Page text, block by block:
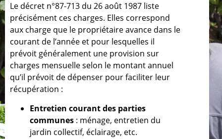
Le décret n°87-713 du 26 août 1987 liste
précisément ces charges. Elles correspond
aux charge que le propriétaire avance dans le
courant de l’année et pour lesquelles il
prévoit généralement une provision sur
charges mensuelle selon le montant annuel
qu’il prévoit de dépenser pour faciliter leur
récupération :
Entretien courant des parties
communes : ménage, entretien du
jardin collectif, éclairage, etc.